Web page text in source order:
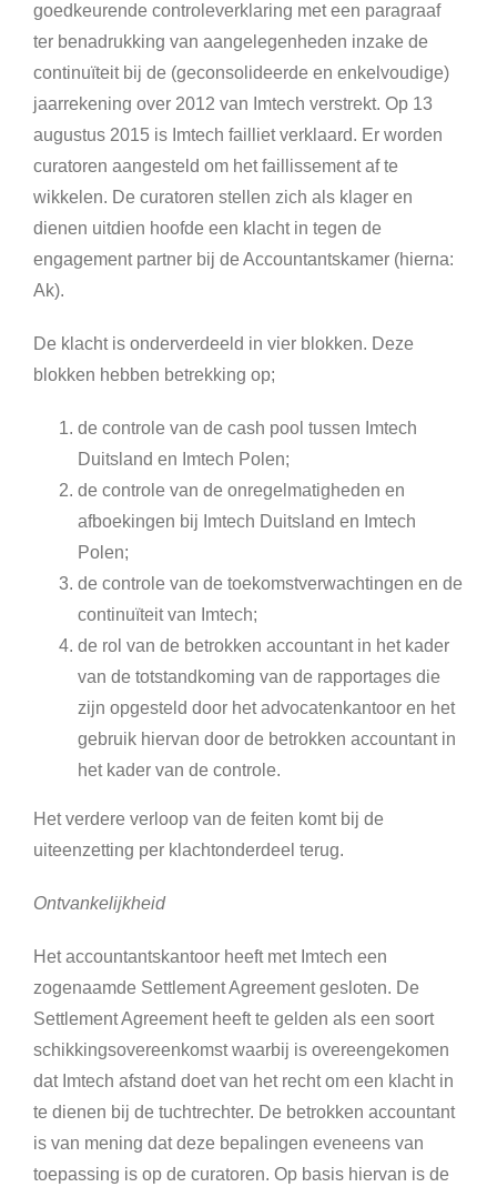
goedkeurende controleverklaring met een paragraaf
ter benadrukking van aangelegenheden inzake de
continuïteit bij de (geconsolideerde en enkelvoudige)
jaarrekening over 2012 van Imtech verstrekt. Op 13
augustus 2015 is Imtech failliet verklaard. Er worden
curatoren aangesteld om het faillissement af te
wikkelen. De curatoren stellen zich als klager en
dienen uitdien hoofde een klacht in tegen de
engagement partner bij de Accountantskamer (hierna:
Ak).
De klacht is onderverdeeld in vier blokken. Deze
blokken hebben betrekking op;
de controle van de cash pool tussen Imtech
Duitsland en Imtech Polen;
de controle van de onregelmatigheden en
afboekingen bij Imtech Duitsland en Imtech
Polen;
de controle van de toekomstverwachtingen en de
continuïteit van Imtech;
de rol van de betrokken accountant in het kader
van de totstandkoming van de rapportages die
zijn opgesteld door het advocatenkantoor en het
gebruik hiervan door de betrokken accountant in
het kader van de controle.
Het verdere verloop van de feiten komt bij de
uiteenzetting per klachtonderdeel terug.
Ontvankelijkheid
Het accountantskantoor heeft met Imtech een
zogenaamde Settlement Agreement gesloten. De
Settlement Agreement heeft te gelden als een soort
schikkingsovereenkomst waarbij is overeengekomen
dat Imtech afstand doet van het recht om een klacht in
te dienen bij de tuchtrechter. De betrokken accountant
is van mening dat deze bepalingen eveneens van
toepassing is op de curatoren. Op basis hiervan is de